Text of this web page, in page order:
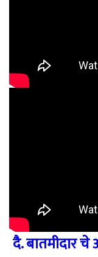
दै. बातमीदार